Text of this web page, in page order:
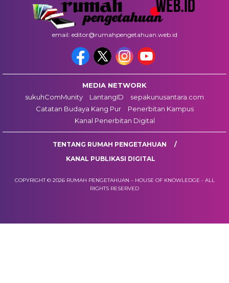
email: editor@rumahpengetahuan.web.id
MEDIA NETWORK
sukuhComMunity
LantangID
sepakunusantara.com
Catatan Budaya Kang Pur
Penerbitan Kampus
Kanal Penerbitan Digital
TENTANG RUMAH PENGETAHUAN
KANAL PUBLIKASI DIGITAL
COPYRIGHT © 2026 RUMAH PENGETAHUAN – HOUSE OF KNOWLEDGE - ALL
RIGHTS RESERVED